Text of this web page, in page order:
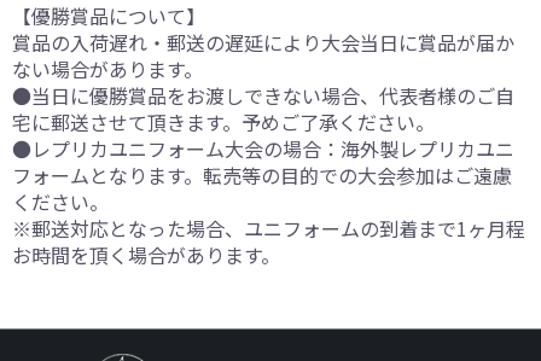
【優勝賞品について】
賞品の入荷遅れ・郵送の遅延により大会当日に賞品が届か
ない場合があります。
●当日に優勝賞品をお渡しできない場合、代表者様のご自
宅に郵送させて頂きます。予めご了承ください。
●レプリカユニフォーム大会の場合：海外製レプリカユニ
フォームとなります。転売等の目的での大会参加はご遠慮
ください。
※郵送対応となった場合、ユニフォームの到着まで1ヶ月程
お時間を頂く場合があります。